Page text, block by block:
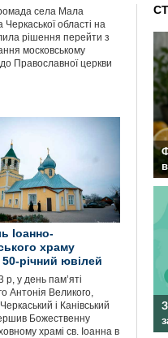
села Мала
Черкаської області на
рішення перейти з
московському
Православної церкви
Іоанно-
храму
50-річний ювілей
р, у день пам’яті
Антонія Великого,
і Канівський
Божественну
храмі св. Іоанна в